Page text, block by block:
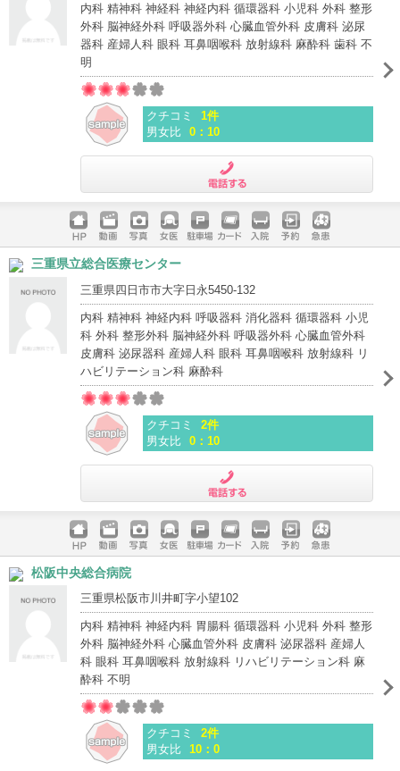
内科 精神科 神経科 神経内科 循環器科 小児科 外科 整形
外科 脳神経外科 呼吸器外科 心臓血管外科 皮膚科 泌尿
器科 産婦人科 眼科 耳鼻咽喉科 放射線科 麻酔科 歯科 不
明
クチコミ
1件
男女比 0：10
ホームペ
ージ
動画 写真 女医 駐車場
クレジッ
入院 予約 急患
三重県立総合医療センター
三重県四日市市大字日永5450-132
内科 精神科 神経内科 呼吸器科 消化器科 循環器科 小児
科 外科 整形外科 脳神経外科 呼吸器外科 心臓血管外科
皮膚科 泌尿器科 産婦人科 眼科 耳鼻咽喉科 放射線科 リ
ハビリテーション科 麻酔科
クチコミ
2件
男女比 0：10
ホームペ
ージ
動画 写真 女医 駐車場
クレジッ
入院 予約 急患
松阪中央総合病院
三重県松阪市川井町字小望102
内科 精神科 神経内科 胃腸科 循環器科 小児科 外科 整形
外科 脳神経外科 心臓血管外科 皮膚科 泌尿器科 産婦人
科 眼科 耳鼻咽喉科 放射線科 リハビリテーション科 麻
酔科 不明
クチコミ
2件
男女比
10：0